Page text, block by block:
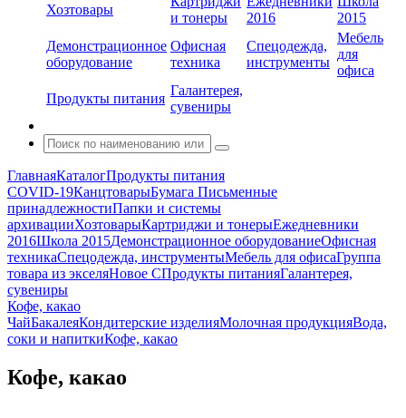
Хозтовары
и тонеры
2016
2015
Демонстрационное
оборудование
Офисная
техника
Спецодежда,
инструменты
Мебель
для
офиса
Продукты питания
Галантерея,
сувениры
ГлавнаяКаталогПродукты питания
COVID-19КанцтоварыБумага Письменные
принадлежностиПапки и системы
архивацииХозтоварыКартриджи и тонерыЕжедневники
2016Школа 2015Демонстрационное оборудованиеОфисная
техникаСпецодежда, инструментыМебель для офисаГруппа
товара из экселяНовое СПродукты питанияГалантерея,
сувениры
Кофе, какао
ЧайБакалеяКондитерские изделияМолочная продукцияВода,
соки и напиткиКофе, какао
Кофе, какао